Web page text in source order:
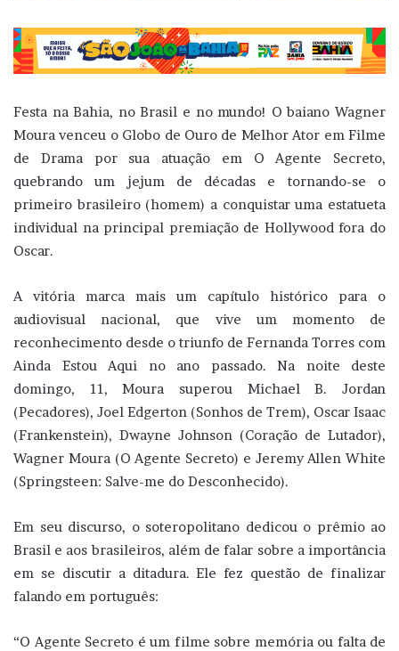
Festa na Bahia, no Brasil e no mundo! O baiano Wagner
Moura venceu o Globo de Ouro de Melhor Ator em Filme
de Drama por sua atuação em O Agente Secreto,
quebrando um jejum de décadas e tornando-se o
primeiro brasileiro (homem) a conquistar uma estatueta
individual na principal premiação de Hollywood fora do
Oscar.
A vitória marca mais um capítulo histórico para o
audiovisual nacional, que vive um momento de
reconhecimento desde o triunfo de Fernanda Torres com
Ainda Estou Aqui no ano passado. Na noite deste
domingo, 11, Moura superou Michael B. Jordan
(Pecadores), Joel Edgerton (Sonhos de Trem), Oscar Isaac
(Frankenstein), Dwayne Johnson (Coração de Lutador),
Wagner Moura (O Agente Secreto) e Jeremy Allen White
(Springsteen: Salve-me do Desconhecido).
Em seu discurso, o soteropolitano dedicou o prêmio ao
Brasil e aos brasileiros, além de falar sobre a importância
em se discutir a ditadura. Ele fez questão de finalizar
falando em português:
“O Agente Secreto é um filme sobre memória ou falta de